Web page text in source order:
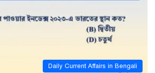
Daily Current Affairs in Bengali